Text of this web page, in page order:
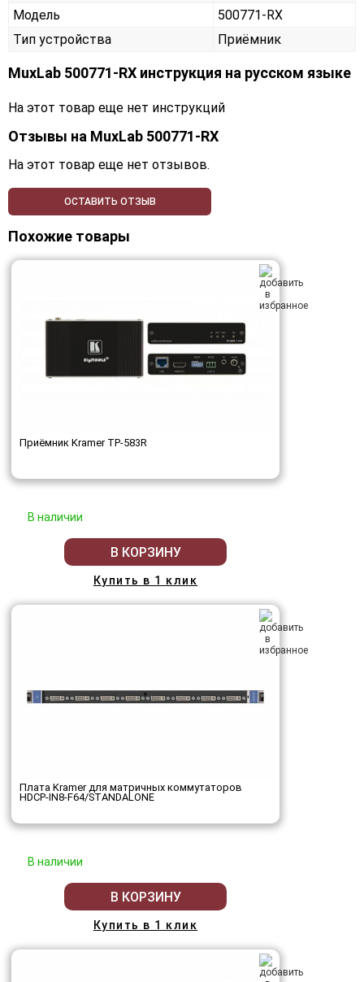
Модель
500771-RX
Тип устройства
Приёмник
MuxLab 500771-RX инструкция на русском языке
На этот товар еще нет инструкций
Отзывы на MuxLab 500771-RX
На этот товар еще нет отзывов.
ОСТАВИТЬ ОТЗЫВ
Похожие товары
Приёмник Kramer TP-583R
В наличии
В КОРЗИНУ
Купить в 1 клик
Плата Kramer для матричных коммутаторов
HDCP-IN8-F64/STANDALONE
В наличии
В КОРЗИНУ
Купить в 1 клик